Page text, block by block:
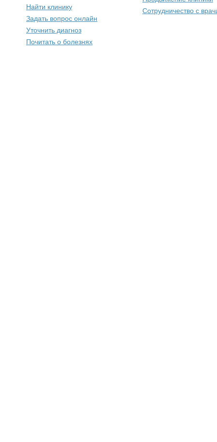
Найти клинику
Задать вопрос онлайн
Уточнить диагноз
Почитать о болезнях
Сотрудничество с